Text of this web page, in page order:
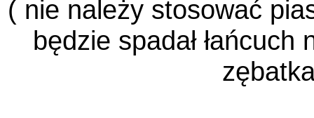
( nie należy stosować
będzie spadał